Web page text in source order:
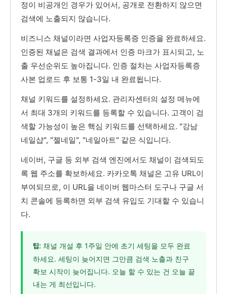
정이 비공개인 경우가 있어서, 공개로 전환하지 않으면
검색에 노출되지 않습니다.
비즈니스 채널이라면 사업자등록증 인증을 완료하세요.
인증된 채널은 검색 결과에서 인증 마크가 표시되고, 노
출 우선순위도 높아집니다. 인증 절차는 사업자등록증
사본 업로드 후 보통 1-3일 내 완료됩니다.
채널 키워드를 설정하세요. 관리자센터의 설정 메뉴에
서 최대 3개의 키워드를 등록할 수 있습니다. 고객이 검
색할 가능성이 높은 핵심 키워드를 선택하세요. "강남
네일샵", "젤네일", "네일아트" 같은 식입니다.
네이버, 구글 등 외부 검색 엔진에서도 채널이 검색되도
록 웹 주소를 확보하세요. 카카오톡 채널은 고유 URL이
부여되므로, 이 URL을 네이버 웹마스터 도구나 구글 서
치 콘솔에 등록하면 외부 검색 유입도 기대할 수 있습니
다.
팁: 채널 개설 후 1주일 안에 초기 세팅을 모두 완료
하세요. 세팅이 늦어지면 그만큼 검색 노출과 친구
확보 시작이 늦어집니다. 오늘 할 수 있는 건 오늘 끝
내는 게 최선입니다.